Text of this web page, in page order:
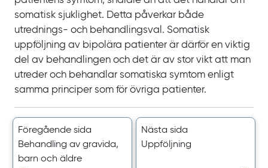
somatisk sjuklighet. Detta påverkar både
utrednings- och behandlingsval. Somatisk
uppföljning av bipolära patienter är därför en viktig
del av behandlingen och det är av stor vikt att man
utreder och behandlar somatiska symtom enligt
samma principer som för övriga patienter.
Föregående sida
Behandling av gravida,
barn och äldre
Nästa sida
Uppföljning